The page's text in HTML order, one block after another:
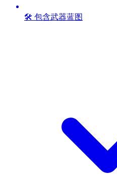
🛠️ 包含武器蓝图